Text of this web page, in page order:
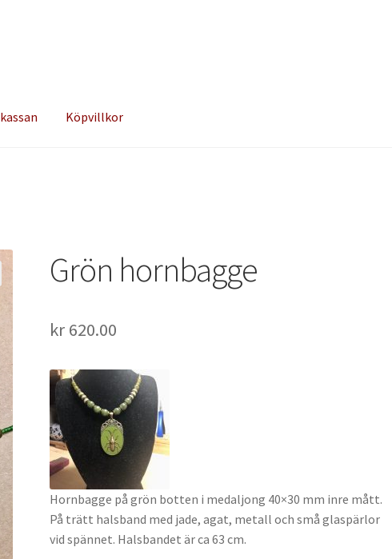
Köpvillkor
Grön hornbagge
kr 620.00
Hornbagge på grön botten i medaljong 40×30 mm inre mått.
På trätt halsband med jade, agat, metall och små glaspärlor
vid spännet. Halsbandet är ca 63 cm.